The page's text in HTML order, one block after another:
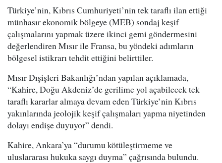
Türkiye’nin, Kıbrıs Cumhuriyeti’nin tek taraflı ilan ettiği
münhasır ekonomik bölgeye (MEB) sondaj keşif
çalışmalarını yapmak üzere ikinci gemi göndermesini
değerlendiren Mısır ile Fransa, bu yöndeki adımların
bölgesel istikrarı tehdit ettiğini belirttiler.
Mısır Dışişleri Bakanlığı’ndan yapılan açıklamada,
“Kahire, Doğu Akdeniz’de gerilime yol açabilecek tek
taraflı kararlar almaya devam eden Türkiye’nin Kıbrıs
yakınlarında jeolojik keşif çalışmaları yapma niyetinden
dolayı endişe duyuyor” dendi.
Kahire, Ankara’ya “durumu kötüleştirmeme ve
uluslararası hukuka saygı duyma” çağrısında bulundu.